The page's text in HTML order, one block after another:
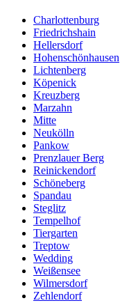
Charlottenburg
Friedrichshain
Hellersdorf
Hohenschönhausen
Lichtenberg
Köpenick
Kreuzberg
Marzahn
Mitte
Neukölln
Pankow
Prenzlauer Berg
Reinickendorf
Schöneberg
Spandau
Steglitz
Tempelhof
Tiergarten
Treptow
Wedding
Weißensee
Wilmersdorf
Zehlendorf